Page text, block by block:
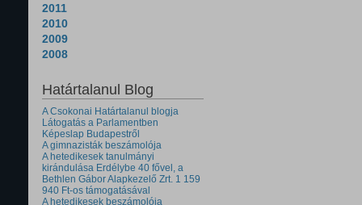
2011
2010
2009
2008
Határtalanul Blog
A Csokonai Határtalanul blogja
Látogatás a Parlamentben
Képeslap Budapestről
A gimnazisták beszámolója
A hetedikesek tanulmányi
kirándulása Erdélybe 40 fővel, a
Bethlen Gábor Alapkezelő Zrt. 1 159
940 Ft-os támogatásával
A hetedikesek beszámolója